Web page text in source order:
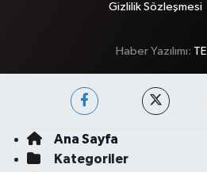
Gizlilik Sözleşmesi
Haber Yazılımı:
Ana Sayfa
Kategoriler